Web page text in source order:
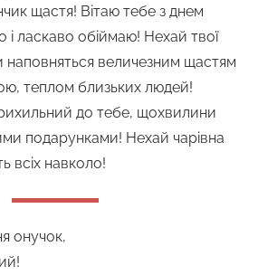
щастя! Вітаю тебе з днем
і ласкаво обіймаю! Нехай твої
наповняться величезним щастям
теплом близьких людей!
до тебе, щохвилини
подарунками! Нехай чарівна
всіх навколо!
онучок,